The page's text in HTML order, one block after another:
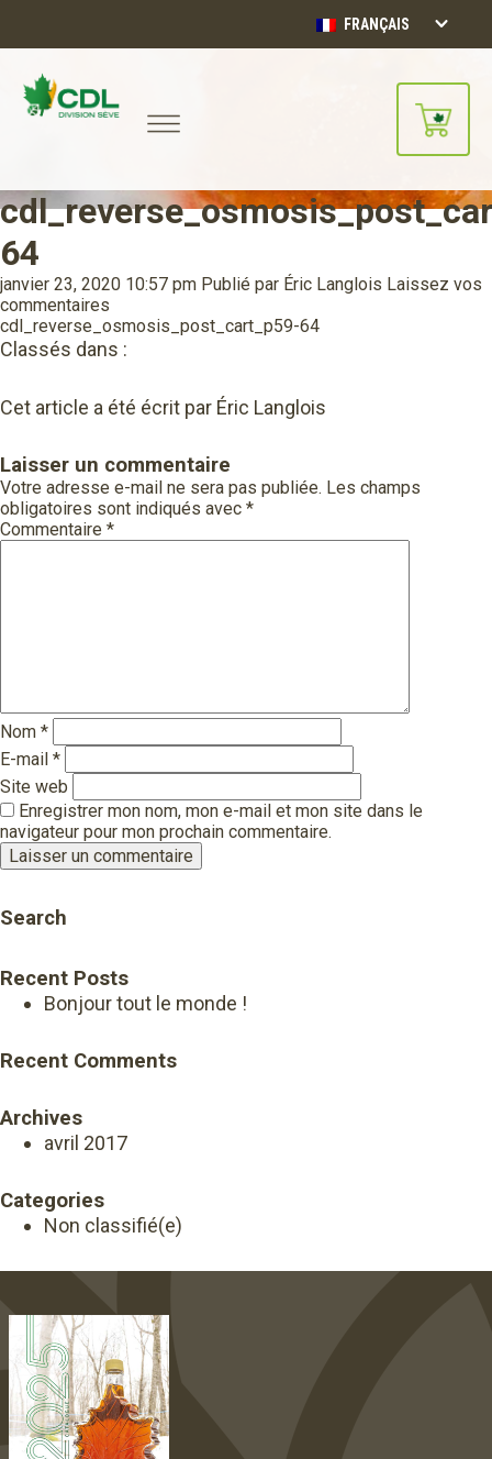
FRANÇAIS
Notre site d'achats en ligne sera
bientôt disponible!!
CONTINUER
64
janvier 23, 2020 10:57 pm Publié par Éric Langlois Laissez vos
commentaires
cdl_reverse_osmosis_post_cart_p59-64
Classés dans :
Cet article a été écrit par Éric Langlois
Laisser un commentaire
Votre adresse e-mail ne sera pas publiée. Les champs
obligatoires sont indiqués avec *
Commentaire *
Nom *
E-mail *
Site web
Enregistrer mon nom, mon e-mail et mon site dans le
navigateur pour mon prochain commentaire.
Search
Recent Posts
Bonjour tout le monde !
Recent Comments
Archives
avril 2017
Categories
Non classifié(e)